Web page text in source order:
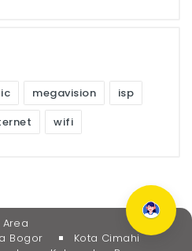
megavision
isp
wifi
Area
Bogor
Kota Cimahi